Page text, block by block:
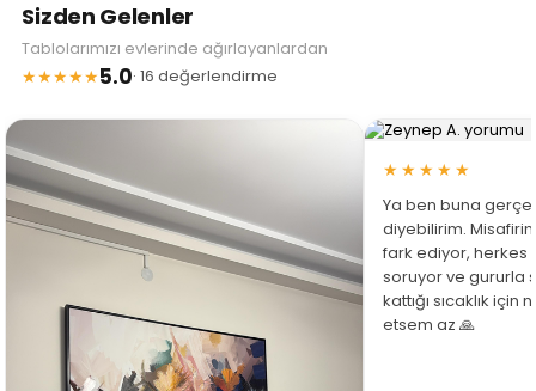
Sizden Gelenler
Tablolarımızı evlerinde ağırlayanlardan
★★★★★5.0· 16 değerlendirme
★★★★★
Ya ben buna
diyebilirim.
fark ediyor, herkes
soruyor ve gururla
kattığı sıcaklık
etsem az 🙏